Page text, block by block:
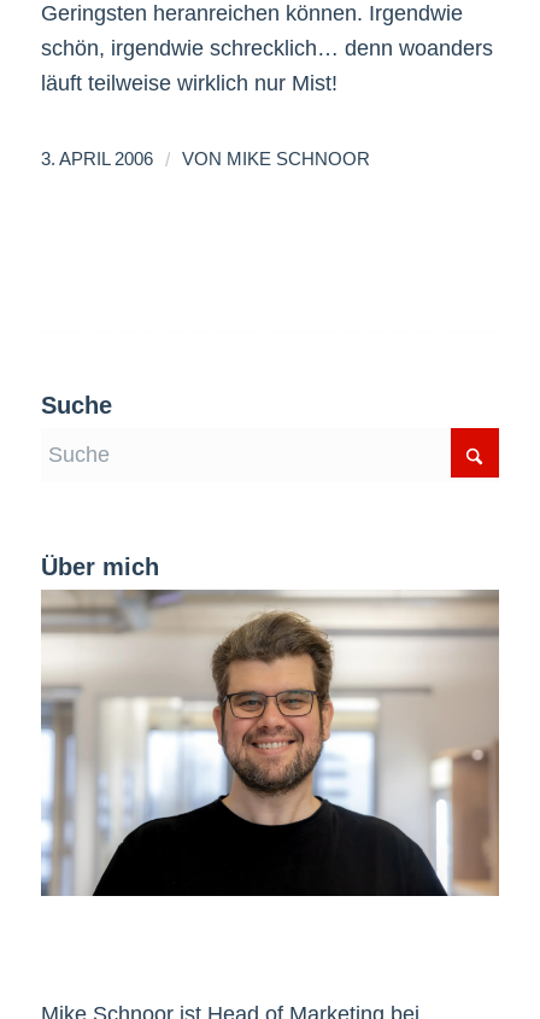
Geringsten heranreichen können. Irgendwie
schön, irgendwie schrecklich… denn woanders
läuft teilweise wirklich nur Mist!
3. APRIL 2006 / VON MIKE SCHNOOR
Suche
Über mich
Mike Schnoor ist Head of Marketing bei